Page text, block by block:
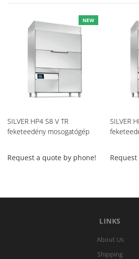
NEW
SILVER HP4 S8 V TR
feketeedény mosogatógép
Request a quote by phone!
SILVER
LINKS
About Us
Shipping